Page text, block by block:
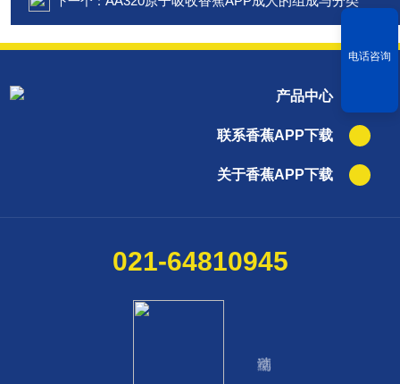
产品中心
联系香蕉APP下载
关于香蕉APP下载
021-64810945
电话咨询